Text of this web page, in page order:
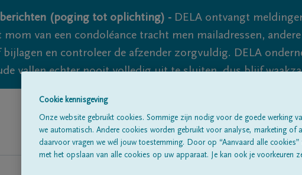
(poging tot oplichting) - DELA ontvangt
van een condoléance tracht men mailadressen,
en controleer de afzender zorgvuldig. DELA
vallen echter nooit volledig uit te sluiten, dus blijf
Alle rouwberichten
Cookie kennisgeving
Onze website gebruikt cookies. Sommige zijn nodig voor de goede werking
we automatisch. Andere cookies worden gebruikt voor analyse, marketing of
daarvoor vragen we wél jouw toestemming. Door op “Aanvaard alle
met het opslaan van alle cookies op uw apparaat. Je kan ook je voorkeuren